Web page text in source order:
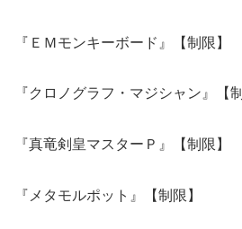
『ＥＭモンキーボード』【制限】
『クロノグラフ・マジシャン』【制
『真竜剣皇マスターＰ』【制限】
『メタモルポット』【制限】